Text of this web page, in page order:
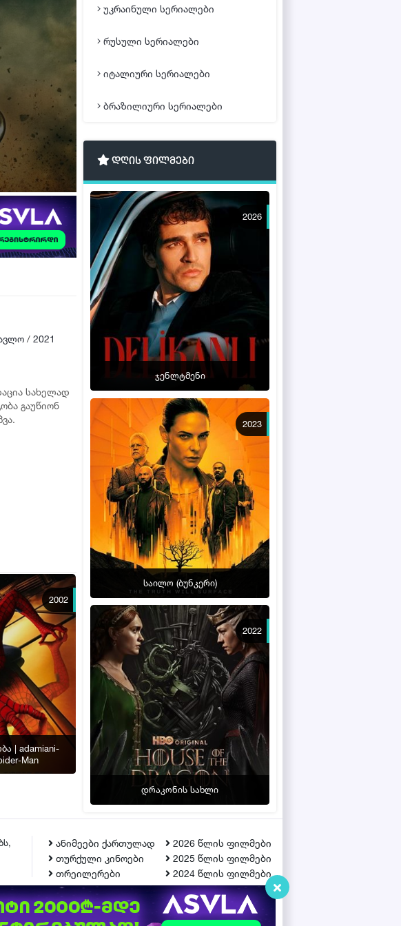
/ 2021
სახელად
გაუწიონ
2002
| adamiani-
Man
უკრაინული სერიალები
რუსული სერიალები
იტალიური სერიალები
ბრაზილიური სერიალები
დღის ფილმები
2026
ჯენლტმენი
2023
საილო (ბუნკერი)
2022
დრაკონის სახლი
ანიმეები ქართულად
თურქული კინოები
თრეილერები
2026 წლის ფილმები
2025 წლის ფილმები
2024 წლის ფილმები